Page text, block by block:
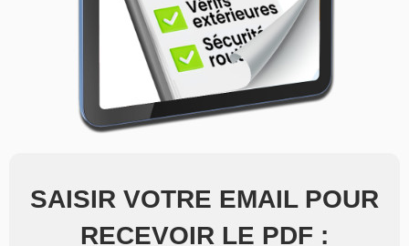
SAISIR VOTRE EMAIL POUR
RECEVOIR LE PDF :